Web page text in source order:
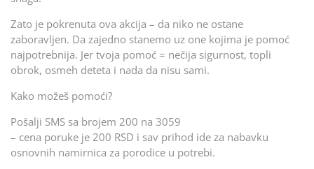
Zato je pokrenuta ova akcija – da niko ne ostane
zaboravljen. Da zajedno stanemo uz one kojima je pomoć
najpotrebnija. Jer tvoja pomoć = nečija sigurnost, topli
obrok, osmeh deteta i nada da nisu sami.
Kako možeš pomoći?
Pošalji SMS sa brojem 200 na 3059
– cena poruke je 200 RSD i sav prihod ide za nabavku
osnovnih namirnica za porodice u potrebi.